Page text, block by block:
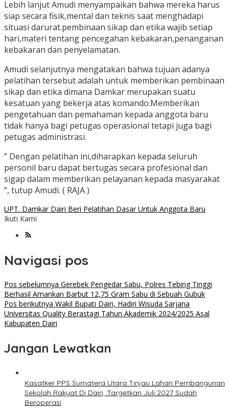
Lebih lanjut Amudi menyampaikan bahwa mereka harus
siap secara fisik,mental dan teknis saat menghadapi
situasi darurat.pembinaan sikap dan etika wajib setiap
hari,materi tentang pencegahan kebakaran,penanganan
kebakaran dan penyelamatan.
Amudi selanjutnya mengatakan bahwa tujuan adanya
pelatihan tersebut adalah untuk memberikan pembinaan
sikap dan etika dimana Damkar merupakan suatu
kesatuan yang bekerja atas komando.Memberikan
pengetahuan dan pemahaman kepada anggota baru
tidak hanya bagi petugas operasional tetapi juga bagi
petugas administrasi.
” Dengan pelatihan ini,diharapkan kepada seluruh
personil baru dapat bertugas secara profesional dan
sigap dalam memberikan pelayanan kepada masyarakat
“, tutup Amudi. ( RAJA )
UPT. Damkar Dairi Beri Pelatihan Dasar Untuk Anggota Baru
Ikuti Kami
Navigasi pos
Pos sebelumnya Gerebek Pengedar Sabu, Polres Tebing Tinggi
Berhasil Amankan Barbut 12,75 Gram Sabu di Sebuah Gubuk
Pos berikutnya Wakil Bupati Dairi, Hadiri Wisuda Sarjana
Universitas Quality Berastagi Tahun Akademik 2024/2025 Asal
Kabupaten Dairi
Jangan Lewatkan
Kasatker PPS Sumatera Utara Tinjau Lahan Pembangunan
Sekolah Rakyat Di Dairi, Targetkan Juli 2027 Sudah
Beroperasi